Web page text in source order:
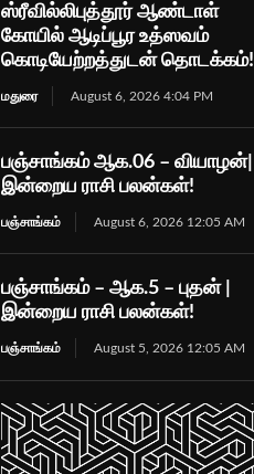
ஸ்ரீவில்லிபுத்தூர் ஆண்டாள்
கோயில் ஆடிப்பூர உத்ஸவம்
கொடியேற்றத்துடன் தொடக்கம்!
மதுரை August 6, 2026 4:04 PM
பஞ்சாங்கம் ஆக.06 – வியாழன்|
இன்றைய ராசி பலன்கள்!
பஞ்சாங்கம் August 6, 2026 12:05 AM
பஞ்சாங்கம் – ஆக.5 – புதன் |
இன்றைய ராசி பலன்கள்!
பஞ்சாங்கம் August 5, 2026 12:05 AM